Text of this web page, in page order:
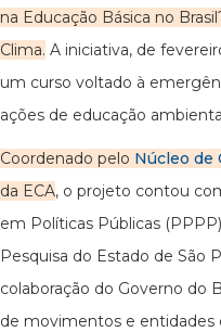
na Educação Básica no
Clima. A iniciativa, de
um curso voltado à
ações de educação
Coordenado pelo Núcleo de
da ECA, o projeto contou
em Políticas Públicas
Pesquisa do Estado de São
colaboração do Governo do
de movimentos e entidades